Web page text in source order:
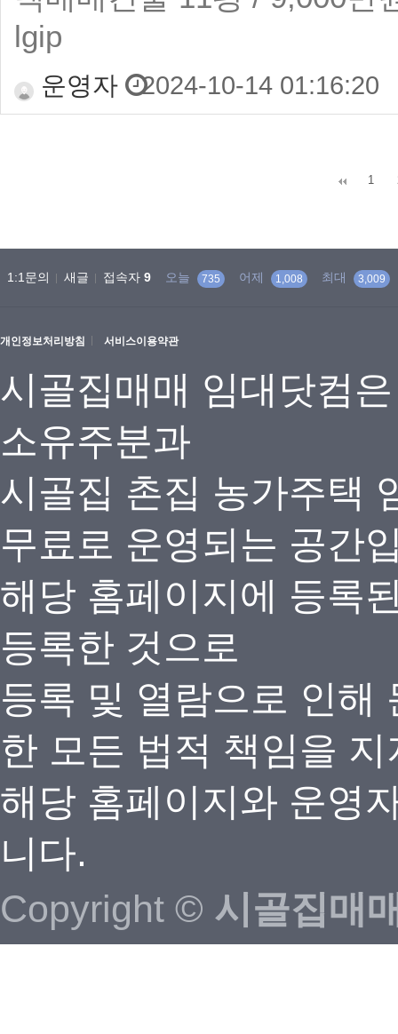
lgip
운영자 2024-10-14 01:16:20
1
1:1문의 새글 접속자 9 오늘 735 어제 1,008 최대 3,009
개인정보처리방침 서비스이용약관
시골집매매 임대닷컴
소유주분과
시골집 촌집 농가주택
무료로 운영되는 공간
해당 홈페이지에 등록
등록한 것으로
등록 및 열람으로 인해
한 모든 법적 책임을
해당 홈페이지와 운영
니다.
Copyright © 시골집매